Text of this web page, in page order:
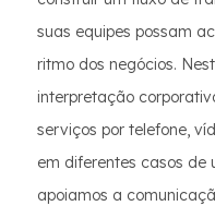
suas equipes possam
ritmo dos negócios.
interpretação
serviços por telefone,
em diferentes casos de
apoiamos a